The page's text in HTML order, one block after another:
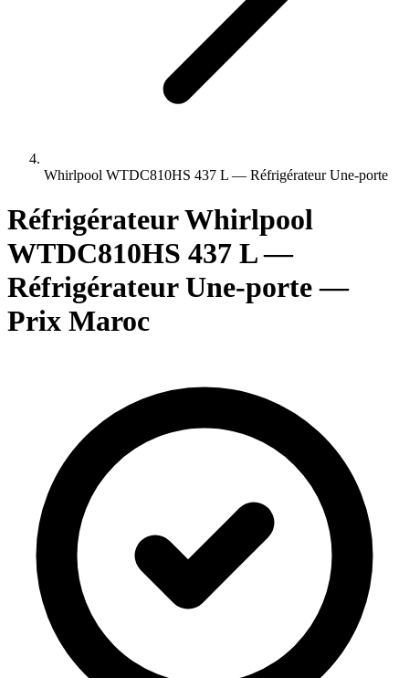
Whirlpool WTDC810HS 437 L — Réfrigérateur Une-porte
Réfrigérateur Whirlpool
WTDC810HS 437 L —
Réfrigérateur Une-porte —
Prix Maroc